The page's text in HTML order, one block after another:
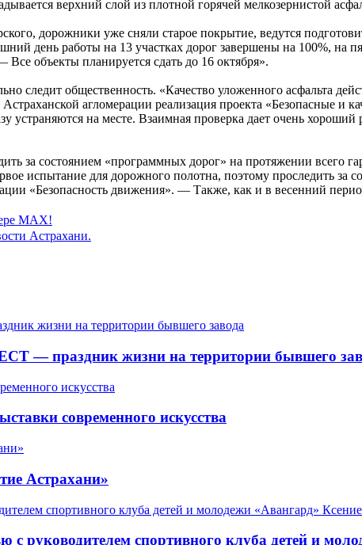
верхний слой из плотной горячей мелкозернистой
дорожники уже сняли старое покрытие, ведутся
день работы на 13 участках дорог завершены на 100%, на
объекты планируется сдать до 16 октября».
следит общественность. «Качество уложенного асфальта
агломерации реализация проекта «Безопасные и
устраняются на месте. Взаимная проверка дает очень
за состоянием «программных дорог» на протяжении всего
испытание для дорожного полотна, поэтому проследить за
«Безопасность движения». — Также, как и в весенний
MAX!
Астрахани.
— праздник жизни на территории бывшего
современного искусства
Астрахани»
руководителем спортивного клуба детей и